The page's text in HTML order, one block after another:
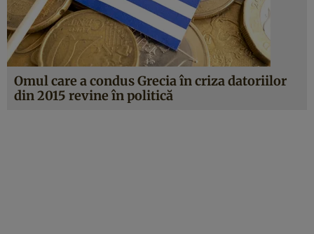
Omul care a condus Grecia în criza datoriilor
din 2015 revine în politică